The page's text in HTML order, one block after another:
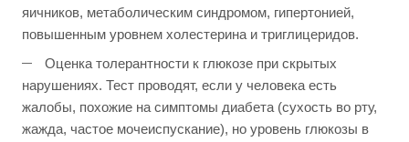
яичников, метаболическим синдромом, гипертонией,
повышенным уровнем холестерина и триглицеридов.
Оценка толерантности к глюкозе при скрытых
нарушениях. Тест проводят, если у человека есть
жалобы, похожие на симптомы диабета (сухость во рту,
жажда, частое мочеиспускание), но уровень глюкозы в